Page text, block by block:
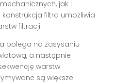
jak i
filtra umożliwia
filtracji.
polega na zasysaniu
a następnie
warstw
są większe